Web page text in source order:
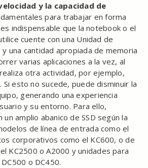
y la capacidad de
para trabajar en forma
indispensable que la notebook o el
cuente con una Unidad de
y una cantidad apropiada de memoria
varias aplicaciones a la vez, al
otra actividad, por ejemplo,
Si esto no sucede, puede disminuir la
generando una experiencia
y su entorno. Para ello,
amplio abanico de SSD según la
de línea de entrada como el
corporativos como el KC600, o de
KC2500 o A2000 y unidades para
o DC450.